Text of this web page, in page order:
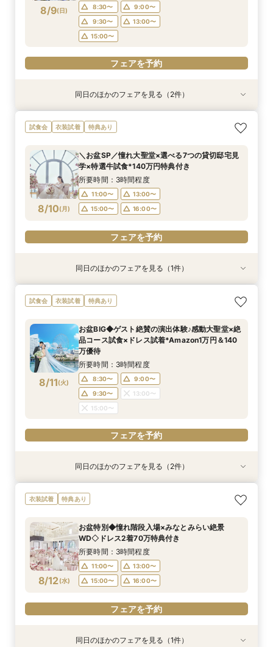
フェアを予約
フェアを予約
8/9(日) 8:30〜
9:00〜
9:30〜
13:00〜
15:00〜
フェアを予約
衣装試着 特典あり
8/9 (日
【大切なペットと挙式＆披露宴どちらもOK】
ペット婚*安心相談会
9:30〜 15:00〜
フェアを予約
衣装試着 特典あり
8/9 (日
140万優待◇絶景会場×祝福の大聖堂＊料理評価
◎コース試食付
9:00〜
13:00〜
15:00〜
フェアを予約
同日のほかのフェアを見る（2件）
試食会 衣装試着 特典あり
8/10(月)
＼お盆SP／憧れ大聖堂×選べる7つの貸切邸宅見
学×特選牛試食*140万円特典付き
所要時間：3時間程度
11:00〜
13:00〜
15:00〜
16:00〜
フェアを予約
衣装試着 特典あり
8/10(月)
【大切なペットと挙式＆披露宴どちらもOK】
ペット婚*安心相談会
11:05〜 15:00〜
フェアを予約
同日のほかのフェアを見る（1件）
試食会 衣装試着 特典あり
8/11(火)
お盆BIG◆ゲスト絶賛の演出体験♪感動大聖堂×絶
品コース試食×ドレス試着*Amazon1万円＆140
万優待
所要時間：3時間程度
8:30〜
9:00〜
9:30〜
13:00〜
15:00〜
フェアを予約
衣装試着 特典あり
8/11(火)
140万優待◇絶景会場×祝福の大聖堂＊料理評価
◎コース試食付
9:00〜
13:00〜
15:00〜
フェアを予約
衣装試着 特典あり
8/11(火)
【大切なペットと挙式＆披露宴どちらもOK】
ペット婚*安心相談会
9:30〜 15:00〜
フェアを予約
同日のほかのフェアを見る（2件）
衣装試着 特典あり
8/12(水)
お盆特別◆憧れ階段入場×みなとみらい絶景
WD◇ドレス2着70万特典付き
所要時間：3時間程度
11:00〜
13:00〜
15:00〜
16:00〜
フェアを予約
衣装試着 特典あり
同日のほかのフェアを見る（1件）